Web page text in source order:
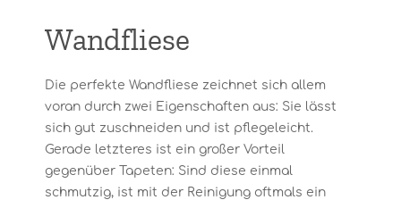
Wandfliese
Die perfekte Wandfliese zeichnet sich allem
voran durch zwei Eigenschaften aus: Sie lässt
sich gut zuschneiden und ist pflegeleicht.
Gerade letzteres ist ein großer Vorteil
gegenüber Tapeten: Sind diese einmal
schmutzig, ist mit der Reinigung oftmals ein